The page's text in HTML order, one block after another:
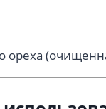
ореха